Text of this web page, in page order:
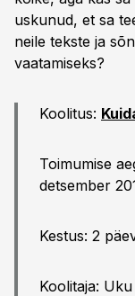
uskunud, et sa
neile tekste ja
vaatamiseks?
Koolitus:
Toimumise
detsember
Kestus: 2
Koolitaja: